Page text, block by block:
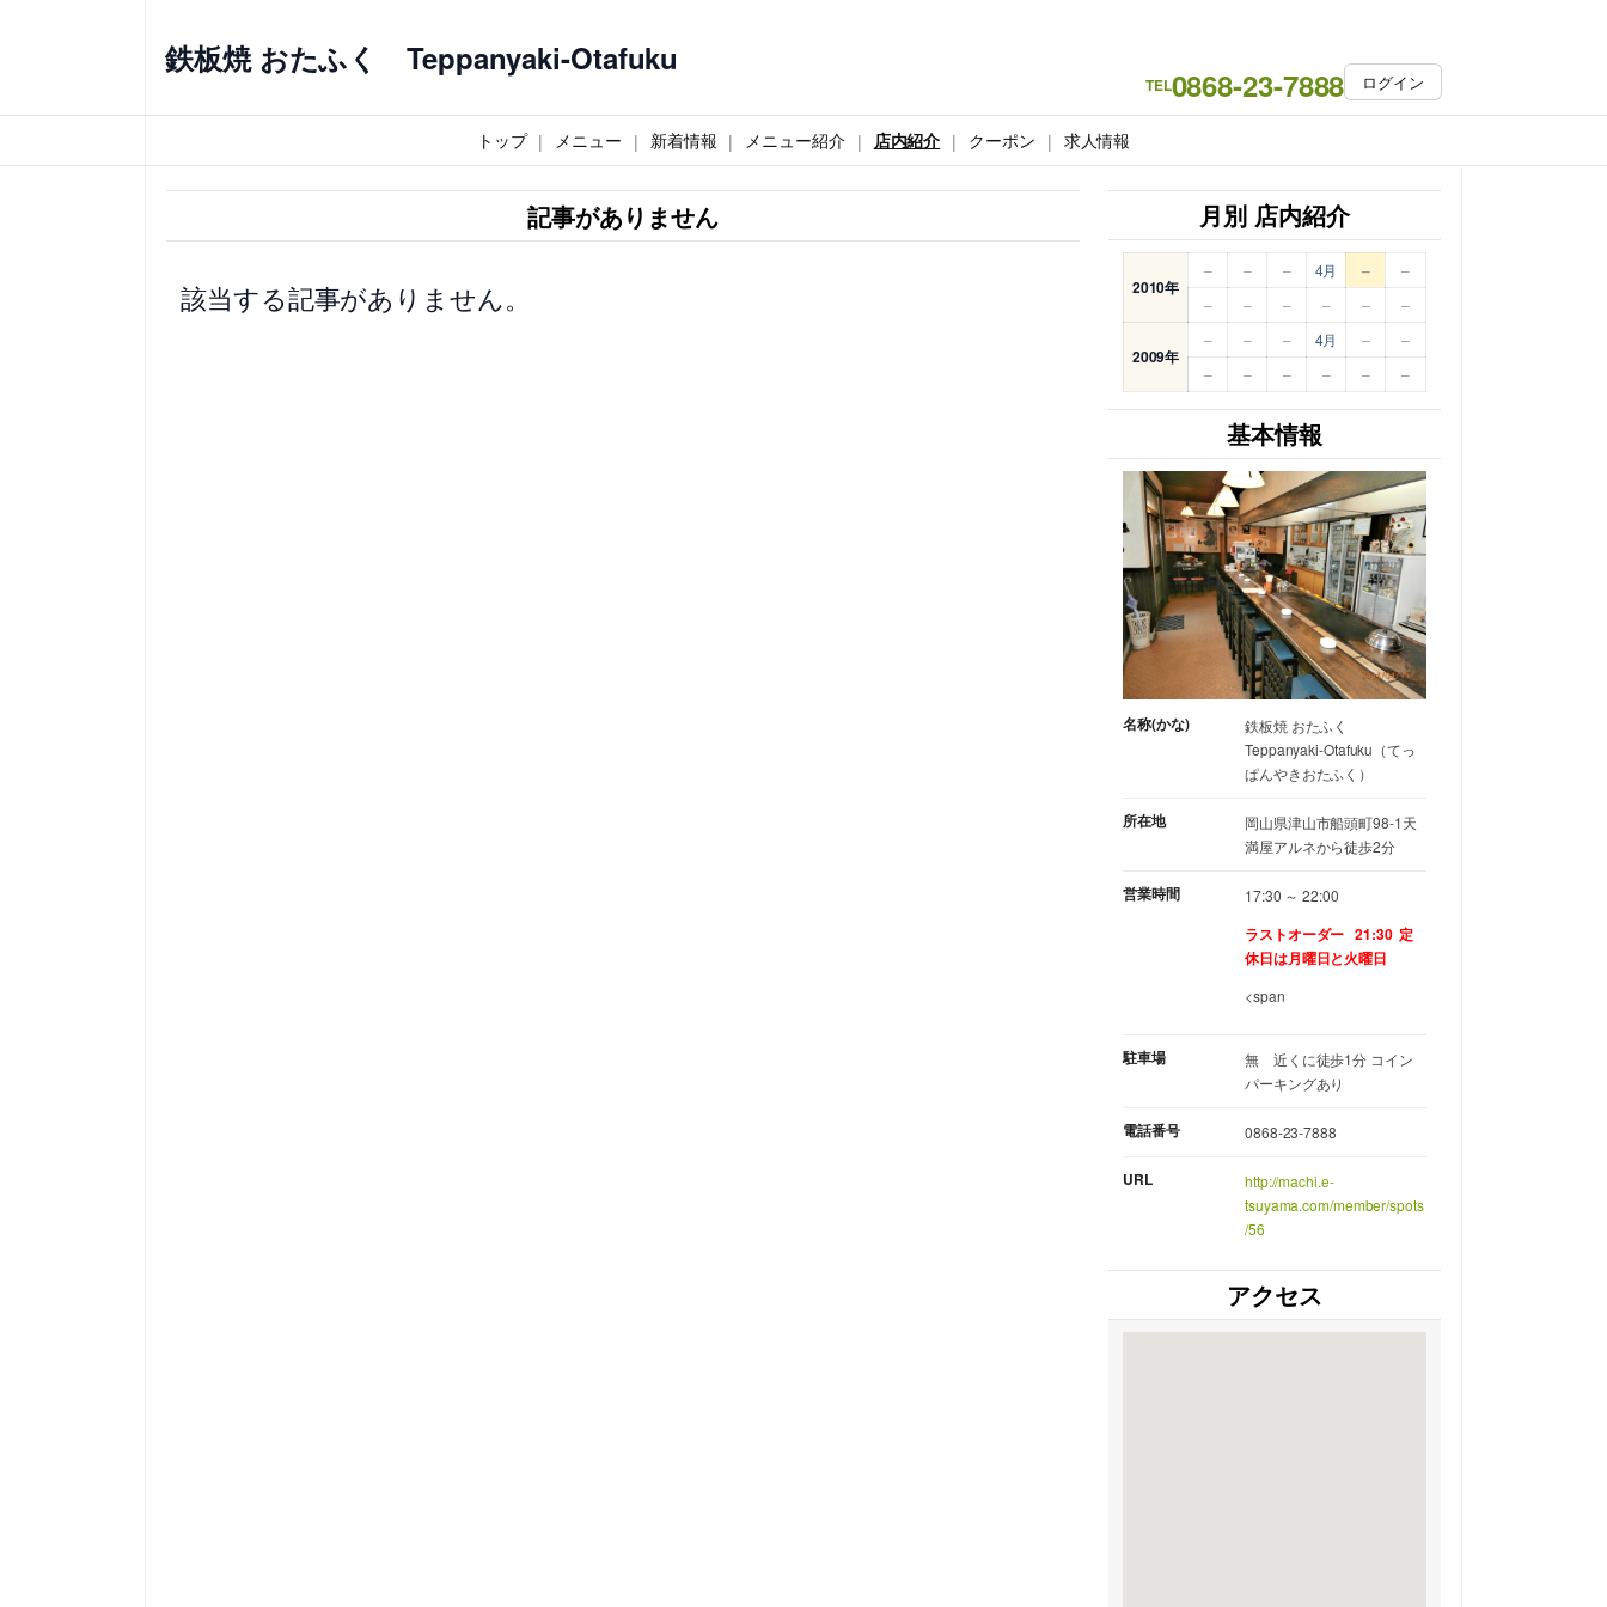
ス
キ
鉄板焼 おたふく Teppanyaki-Otafuku
TEL0868-23-7888 ログイン
トップ メニュー 新着情報 メニュー紹介 店内紹介 クーポン 求人情報
記事がありません
該当する記事がありません。
月別 店内紹介
2010年
– – – 4月 –
–
–
– – – – –
2009年
– – – 4月 –
–
–
– – – – –
基本情報
名称(かな)
鉄板焼 おたふく
Teppanyaki-Otafuku（てっ
ぱんやきおたふく）
所在地
岡山県津山市船頭町98-1天
満屋アルネから徒歩2分
営業時間 17:30 ～ 22:00
ラストオーダー 21:30 定
休日は月曜日と火曜日
<span
駐車場
無 近くに徒歩1分 コイン
パーキングあり
電話番号 0868-23-7888
URL
http://machi.e-
tsuyama.com/member/spots
/56
アクセス